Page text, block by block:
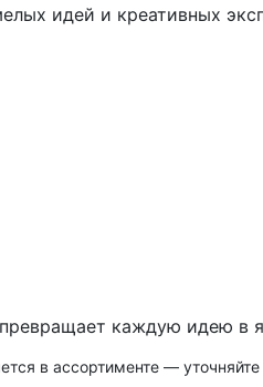
идей и креативных
каждую идею в
в ассортименте —